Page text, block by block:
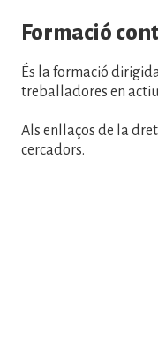
Formació
És la formació
treballadores en
Als enllaços de la
cercadors.